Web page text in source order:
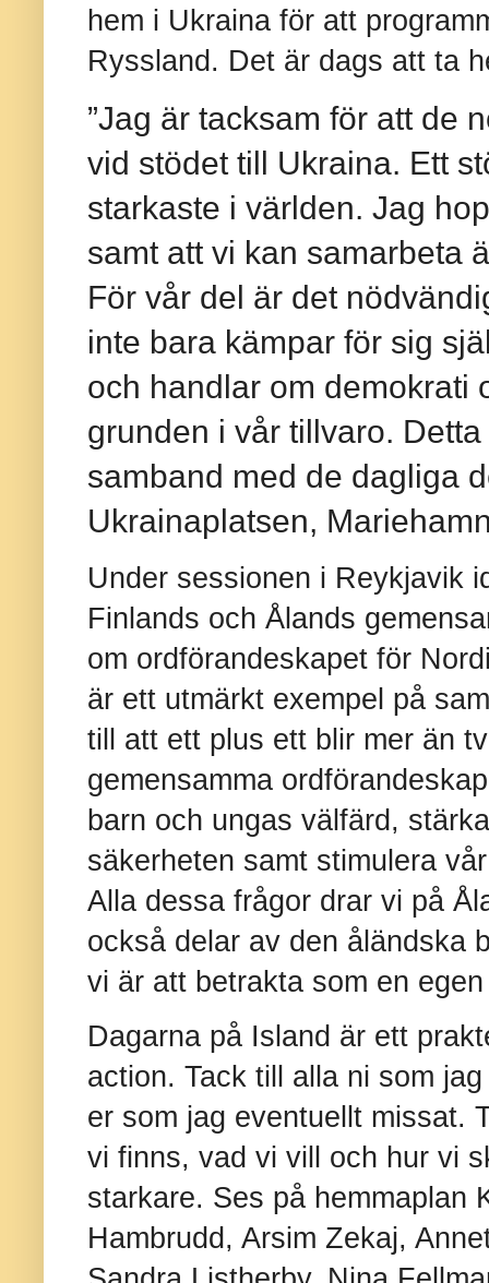
hem i Ukraina för att
Ryssland. Det är dags att ta
”Jag är tacksam för att de
vid stödet till Ukraina. Ett
starkaste i världen. Jag
samt att vi kan samarbeta
För vår del är det
inte bara kämpar för sig
och handlar om demokrati
grunden i vår tillvaro.
samband med de dagliga
Ukrainaplatsen,
Under sessionen i Reykjavik
Finlands och Ålands
om ordförandeskapet för
är ett utmärkt exempel på
till att ett plus ett blir mer än
gemensamma
barn och ungas välfärd,
säkerheten samt stimulera
Alla dessa frågor drar vi på
också delar av den åländska
vi är att betrakta som en
Dagarna på Island är ett
action. Tack till alla ni som
er som jag eventuellt missat.
vi finns, vad vi vill och hur vi
starkare. Ses på hemmaplan
Hambrudd, Arsim Zekaj,